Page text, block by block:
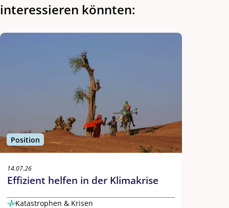
interessieren könnten:
Position
14.07.26
Effizient helfen in der Klimakrise
Katastrophen & Krisen